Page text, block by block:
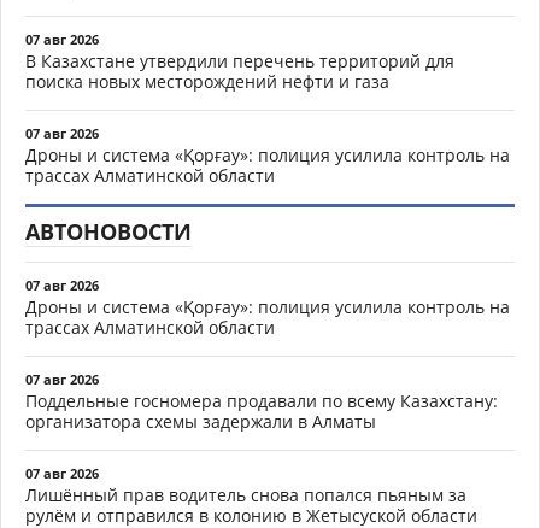
07 авг 2026
В Казахстане утвердили перечень территорий для
поиска новых месторождений нефти и газа
07 авг 2026
Дроны и система «Қорғау»: полиция усилила контроль на
трассах Алматинской области
АВТОНОВОСТИ
07 авг 2026
Дроны и система «Қорғау»: полиция усилила контроль на
трассах Алматинской области
07 авг 2026
Поддельные госномера продавали по всему Казахстану:
организатора схемы задержали в Алматы
07 авг 2026
Лишённый прав водитель снова попался пьяным за
рулём и отправился в колонию в Жетысуской области